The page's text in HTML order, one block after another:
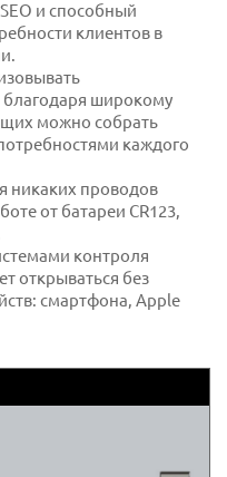
и способный
клиентов в
широкому
можно собрать
каждого
никаких проводов
от батареи CR123,
контроля
открываться без
смартфона, Apple